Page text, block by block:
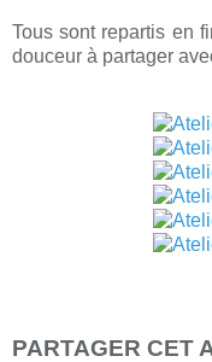
Tous sont repartis en
douceur à partager
PARTAGER CET